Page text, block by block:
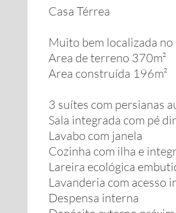
Casa Térrea
Muito bem localizada
Area de terreno 370m²
Area construída 196m²
3 suítes com persianas
Sala integrada com pé
Lavabo com janela
Cozinha com ilha e
Lareira ecológica
Lavanderia com acesso
Despensa interna